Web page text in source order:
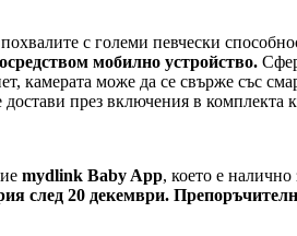
с големи певчески
мобилно устройство.
камерата може да се свърже със
през включения в
mydlink Baby App, което е
след 20 декември.